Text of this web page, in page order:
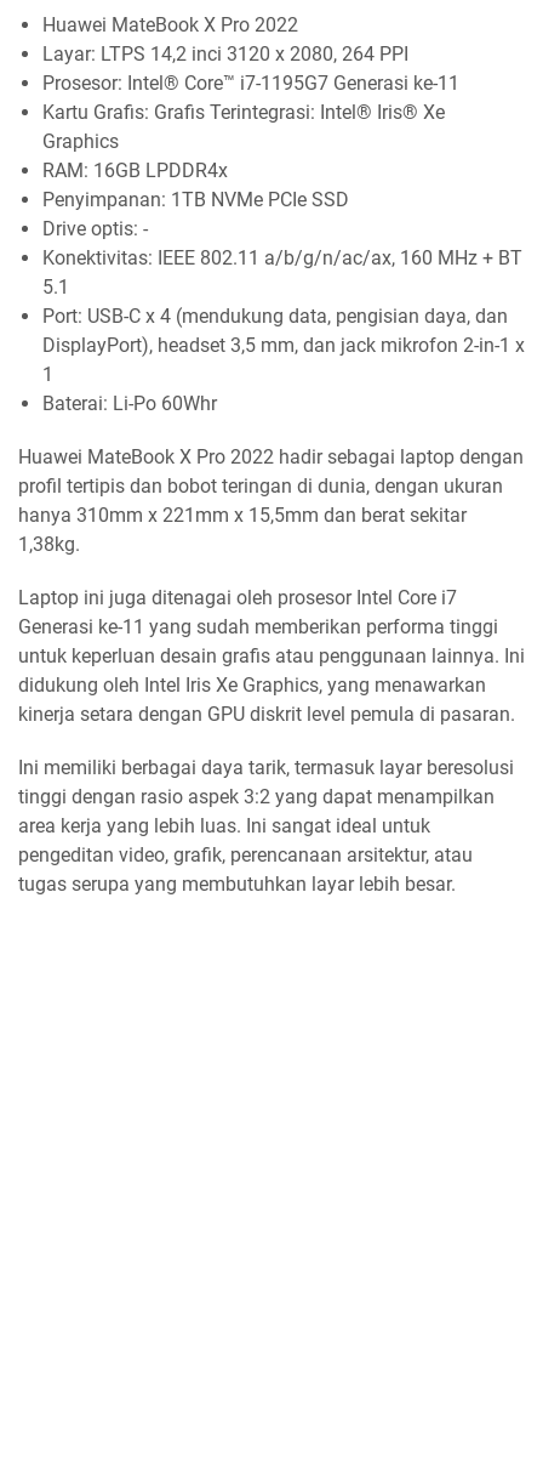
Huawei MateBook X Pro 2022
Layar: LTPS 14,2 inci 3120 x 2080, 264 PPI
Prosesor: Intel® Core™ i7-1195G7 Generasi ke-11
Kartu Grafis: Grafis Terintegrasi: Intel® Iris® Xe
Graphics
RAM: 16GB LPDDR4x
Penyimpanan: 1TB NVMe PCIe SSD
Drive optis: -
Konektivitas: IEEE 802.11 a/b/g/n/ac/ax, 160 MHz + BT
5.1
Port: USB-C x 4 (mendukung data, pengisian daya, dan
DisplayPort), headset 3,5 mm, dan jack mikrofon 2-in-1 x
1
Baterai: Li-Po 60Whr
Huawei MateBook X Pro 2022 hadir sebagai laptop dengan
profil tertipis dan bobot teringan di dunia, dengan ukuran
hanya 310mm x 221mm x 15,5mm dan berat sekitar
1,38kg.
Laptop ini juga ditenagai oleh prosesor Intel Core i7
Generasi ke-11 yang sudah memberikan performa tinggi
untuk keperluan desain grafis atau penggunaan lainnya. Ini
didukung oleh Intel Iris Xe Graphics, yang menawarkan
kinerja setara dengan GPU diskrit level pemula di pasaran.
Ini memiliki berbagai daya tarik, termasuk layar beresolusi
tinggi dengan rasio aspek 3:2 yang dapat menampilkan
area kerja yang lebih luas. Ini sangat ideal untuk
pengeditan video, grafik, perencanaan arsitektur, atau
tugas serupa yang membutuhkan layar lebih besar.